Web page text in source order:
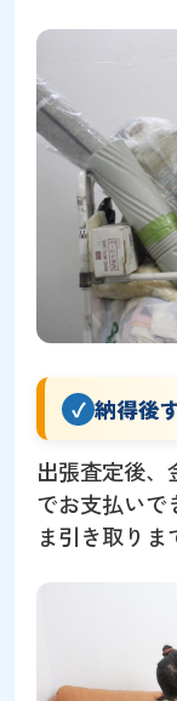
納得後
出張査定後
でお支払いで
ま引き取りま